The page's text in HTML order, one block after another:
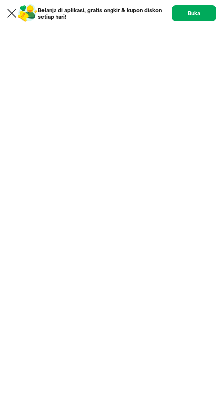
Belanja di aplikasi, gratis ongkir & kupon diskon
setiap hari!
Buka